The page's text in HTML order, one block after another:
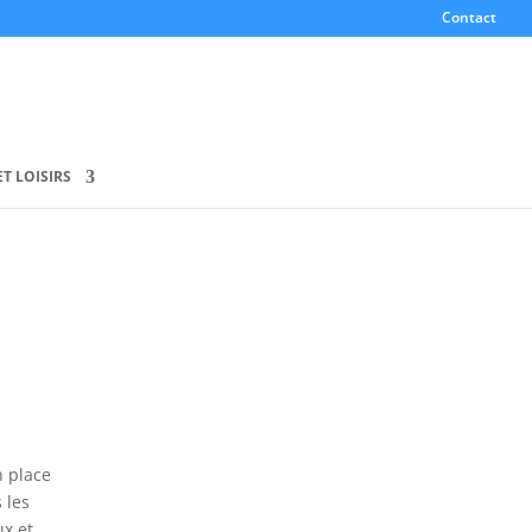
Contact
LOISIRS
place
les